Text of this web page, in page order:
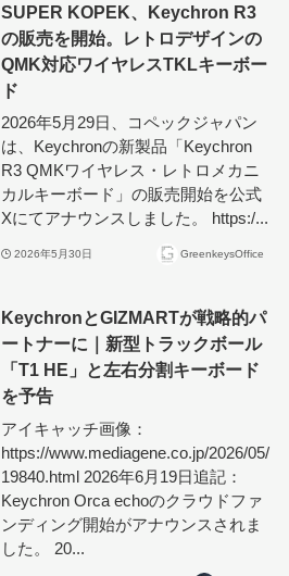
SUPER KOPEK、Keychron R3
の販売を開始。レトロデザインの
QMK対応ワイヤレスTKLキーボー
ド
2026年5月29日、コペックジャパン
は、Keychronの新製品「Keychron
R3 QMKワイヤレス・レトロメカニ
カルキーボード」の販売開始を公式
Xにてアナウンスしました。 https:/...
2026年5月30日 GreenkeysOffice
KeychronとGIZMARTが戦略的パ
ートナーに｜新型トラックボール
「T1 HE」と左右分割キーボード
を予告
アイキャッチ画像：
https://www.mediagene.co.jp/2026/05/
19840.html 2026年6月19日追記：
Keychron Orca echoのクラウドファ
ンディング開始がアナウンスされま
した。 20...